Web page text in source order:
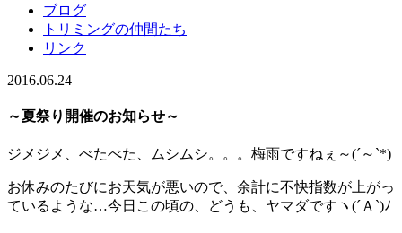
ブログ
トリミングの仲間たち
リンク
2016.06.24
～夏祭り開催のお知らせ～
ジメジメ、べたべた、ムシムシ。。。梅雨ですねぇ～(´～`*)
お休みのたびにお天気が悪いので、余計に不快指数が上がっ
ているような…今日この頃の、どうも、ヤマダですヽ(´Ａ`)ﾉ